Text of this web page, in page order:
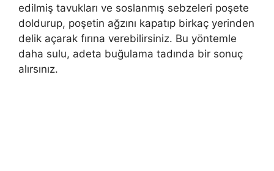
edilmiş tavukları ve soslanmış sebzeleri poşete
doldurup, poşetin ağzını kapatıp birkaç yerinden
delik açarak fırına verebilirsiniz. Bu yöntemle
daha sulu, adeta buğulama tadında bir sonuç
alırsınız.